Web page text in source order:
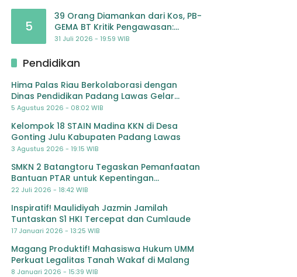
5
39 Orang Diamankan dari Kos, PB-
GEMA BT Kritik Pengawasan:
Jangan Tunggu Masyarakat
31 Juli 2026 - 19:59 WIB
Pendidikan
Hima Palas Riau Berkolaborasi dengan
Dinas Pendidikan Padang Lawas Gelar
Pelatihan OSIS SMP se-Kabupaten Padang
5 Agustus 2026 - 08:02 WIB
Kelompok 18 STAIN Madina KKN di Desa
Gonting Julu Kabupaten Padang Lawas
3 Agustus 2026 - 19:15 WIB
SMKN 2 Batangtoru Tegaskan Pemanfaatan
Bantuan PTAR untuk Kepentingan
Pendidikan
22 Juli 2026 - 18:42 WIB
Inspiratif! Maulidiyah Jazmin Jamilah
Tuntaskan S1 HKI Tercepat dan Cumlaude
17 Januari 2026 - 13:25 WIB
Magang Produktif! Mahasiswa Hukum UMM
Perkuat Legalitas Tanah Wakaf di Malang
8 Januari 2026 - 15:39 WIB